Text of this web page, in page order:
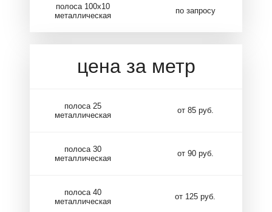
полоса 100х10
металлическая
по запросу
цена за метр
полоса 25
металлическая
от 85 руб.
полоса 30
металлическая
от 90 руб.
полоса 40
металлическая
от 125 руб.